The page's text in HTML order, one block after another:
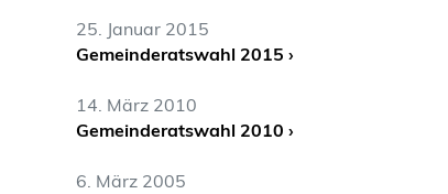
25. Januar 2015
Gemeinderatswahl 2015 ›
14. März 2010
Gemeinderatswahl 2010 ›
6. März 2005